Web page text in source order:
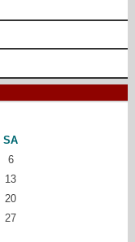
SA
6
13
20
27